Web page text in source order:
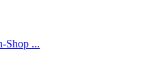
Shop ...